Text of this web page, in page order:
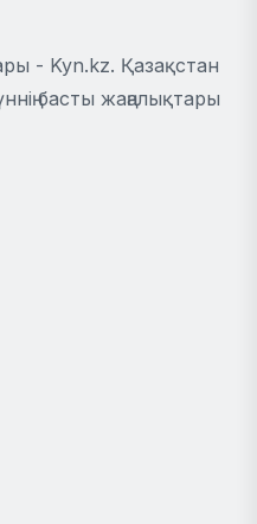
- Kyn.kz. Қазақстан
басты жаңалықтары